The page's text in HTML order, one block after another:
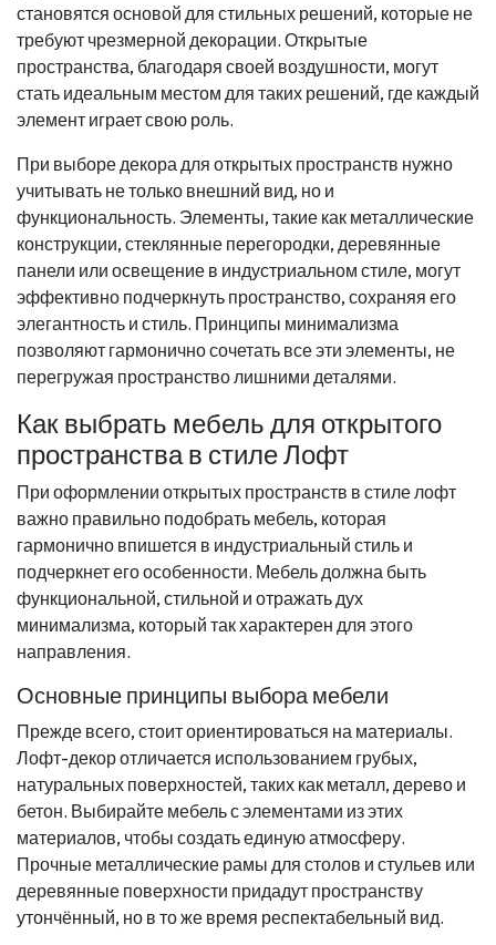
становятся основой для стильных решений, которые не
требуют чрезмерной декорации. Открытые
пространства, благодаря своей воздушности, могут
стать идеальным местом для таких решений, где каждый
элемент играет свою роль.
При выборе декора для открытых пространств нужно
учитывать не только внешний вид, но и
функциональность. Элементы, такие как металлические
конструкции, стеклянные перегородки, деревянные
панели или освещение в индустриальном стиле, могут
эффективно подчеркнуть пространство, сохраняя его
элегантность и стиль. Принципы минимализма
позволяют гармонично сочетать все эти элементы, не
перегружая пространство лишними деталями.
Как выбрать мебель для открытого
пространства в стиле Лофт
При оформлении открытых пространств в стиле лофт
важно правильно подобрать мебель, которая
гармонично впишется в индустриальный стиль и
подчеркнет его особенности. Мебель должна быть
функциональной, стильной и отражать дух
минимализма, который так характерен для этого
направления.
Основные принципы выбора мебели
Прежде всего, стоит ориентироваться на материалы.
Лофт-декор отличается использованием грубых,
натуральных поверхностей, таких как металл, дерево и
бетон. Выбирайте мебель с элементами из этих
материалов, чтобы создать единую атмосферу.
Прочные металлические рамы для столов и стульев или
деревянные поверхности придадут пространству
утончённый, но в то же время респектабельный вид.